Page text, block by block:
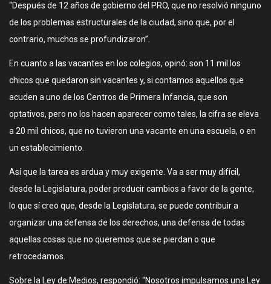
“Después de 12 años de gobierno del PRO, que no resolvió ninguno
de los problemas estructurales de la ciudad, sino que, por el
contrario, muchos se profundizaron”.
En cuanto a las vacantes en los colegios, opinó: son 11 mil los
chicos que quedaron sin vacantes y, si contamos aquellos que
acuden a uno de los Centros de Primera Infancia, que son
optativos, pero no los hacen aparecer como tales, la cifra se eleva
a 20 mil chicos, que no tuvieron una vacante en una escuela, o en
un establecimiento.
Así que la tarea es ardua y muy exigente. Va a ser muy difícil,
desde la Legislatura, poder producir cambios a favor de la gente,
lo que sí creo que, desde la Legislatura, se puede contribuir a
organizar una defensa de los derechos, una defensa de todas
aquellas cosas que no queremos que se pierdan o que
retrocedamos.
Sobre la Ley de Medios, respondió: “Nosotros impulsamos una Ley